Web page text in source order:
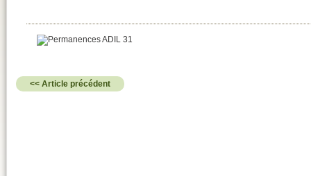
<< Article précédent